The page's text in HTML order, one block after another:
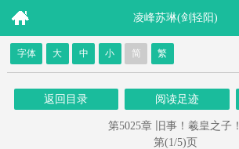
凌峰苏琳(剑轻阳)
字体 大 中 小 简 繁
返回目录 阅读足迹
第5025章 旧事！羲皇之子！
第(1/5)页